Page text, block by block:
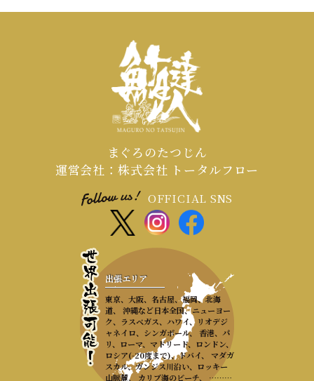
まぐろのたつじん
運営会社：株式会社 トータルフロー
OFFICIAL SNS
出張エリア
東京、大阪、名古屋、福岡、北海
道、 沖縄など日本全国、ニューヨー
ク、ラスベガス、ハワイ、リオデジ
ャネイロ、シンガポール、 香港、パ
リ、ローマ、マドリード、ロンドン、
ロシア(-20度まで)、ドバイ、 マダガ
スカル、ガンジス川沿い、ロッキー
山脈麓、 カリブ海のビーチ、 ………